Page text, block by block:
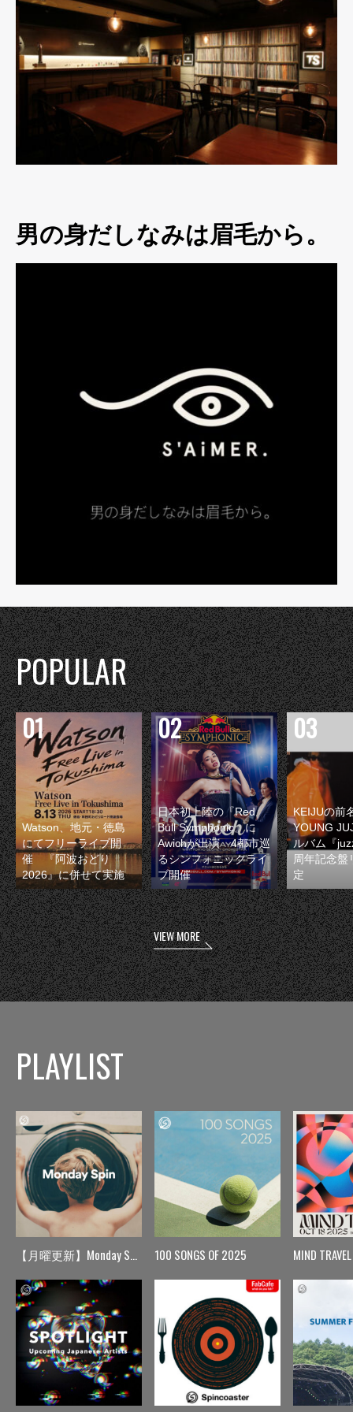
男の身だしなみは眉毛から。
POPULAR
Watson、地元・徳島
にてフリーライブ開
催 『阿波おどり
2026』に併せて実施
日本初上陸の『Red
Bull Symphonic』に
Awichが出演 4都市巡
るシンフォニックライ
ブ開催
KEIJUの前
YOUNG
ルバム『
周年記念盤
定
VIEW MORE
PLAYLIST
【月曜更新】Monday Spin 100 SONGS OF 2025 MIND TRAVEL